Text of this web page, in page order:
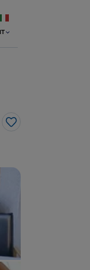
IT
Like